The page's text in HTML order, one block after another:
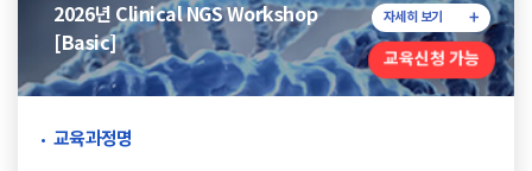
2026년 Clinical NGS Workshop
[Basic]
자세히 보기
교육신청 가능
교육과정명